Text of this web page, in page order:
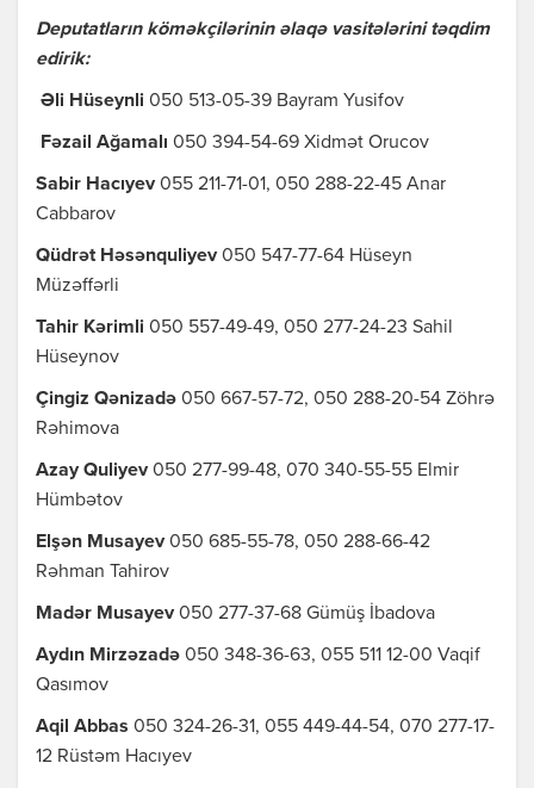
Deputatların köməkçilərinin əlaqə vasitələrini təqdim
edirik:
Əli Hüseynli 050 513-05-39 Bayram Yusifov
Fəzail Ağamalı 050 394-54-69 Xidmət Orucov
Sabir Hacıyev 055 211-71-01, 050 288-22-45 Anar
Cabbarov
Qüdrət Həsənquliyev 050 547-77-64 Hüseyn
Müzəffərli
Tahir Kərimli 050 557-49-49, 050 277-24-23 Sahil
Hüseynov
Çingiz Qənizadə 050 667-57-72, 050 288-20-54 Zöhrə
Rəhimova
Azay Quliyev 050 277-99-48, 070 340-55-55 Elmir
Hümbətov
Elşən Musayev 050 685-55-78, 050 288-66-42
Rəhman Tahirov
Madər Musayev 050 277-37-68 Gümüş İbadova
Aydın Mirzəzadə 050 348-36-63, 055 511 12-00 Vaqif
Qasımov
Aqil Abbas 050 324-26-31, 055 449-44-54, 070 277-17-
12 Rüstəm Hacıyev